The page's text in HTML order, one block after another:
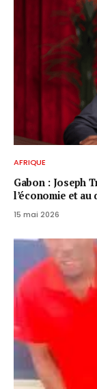
AFRIQUE
Gabon : Joseph
l’économie et
15 mai 2026